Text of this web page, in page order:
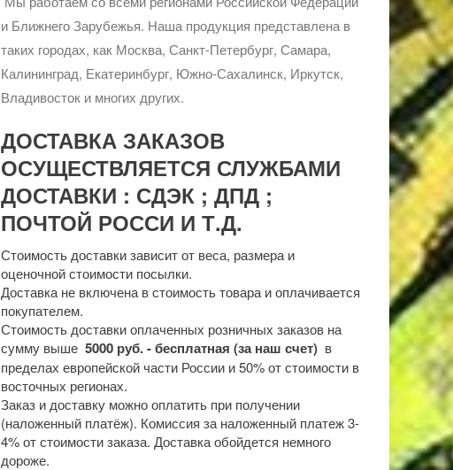
и Ближнего Зарубежья. Наша продукция представлена в
таких городах, как Москва, Санкт-Петербург, Самара,
Калининград, Екатеринбург, Южно-Сахалинск, Иркутск,
Владивосток и многих других.
ДОСТАВКА ЗАКАЗОВ
ОСУЩЕСТВЛЯЕТСЯ СЛУЖБАМИ
ДОСТАВКИ : СДЭК ; ДПД ;
ПОЧТОЙ РОССИ И Т.Д.
Стоимость доставки зависит от веса, размера и
оценочной стоимости посылки.
Доставка не включена в стоимость товара и оплачивается
покупателем.
Стоимость доставки оплаченных розничных заказов на
сумму выше 5000 руб. - бесплатная (за наш счет) в
пределах европейской части России и 50% от стоимости в
восточных регионах.
Заказ и доставку можно оплатить при получении
(наложенный платёж). Комиссия за наложенный платеж 3-
4% от стоимости заказа. Доставка обойдется немного
дороже.